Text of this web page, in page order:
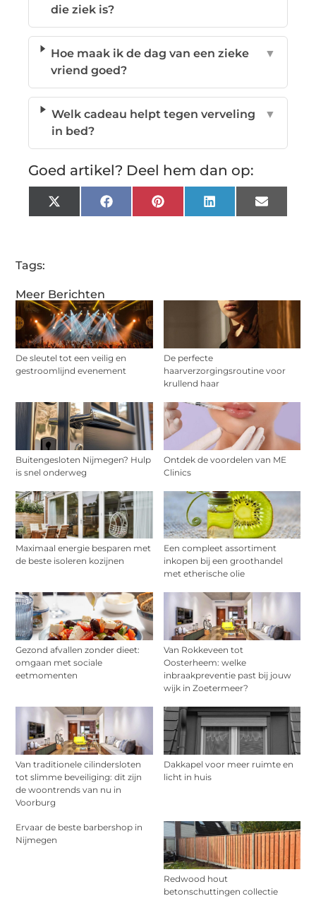
Meer Berichten
De sleutel tot een veilig en
gestroomlijnd evenement
De perfecte
haarverzorgingsroutine voor
krullend haar
Buitengesloten Nijmegen? Hulp
is snel onderweg
Ontdek de voordelen van ME
Clinics
Maximaal energie besparen met
de beste isoleren kozijnen
Een compleet assortiment
inkopen bij een groothandel
met etherische olie
Gezond afvallen zonder dieet:
omgaan met sociale
eetmomenten
Van Rokkeveen tot
Oosterheem: welke
inbraakpreventie past bij jouw
wijk in Zoetermeer?
Van traditionele cilindersloten
tot slimme beveiliging: dit zijn
de woontrends van nu in
Voorburg
Dakkapel voor meer ruimte en
licht in huis
Ervaar de beste barbershop in
Nijmegen
Redwood hout
betonschuttingen collectie
die ziek is?
Hoe maak ik de dag van een zieke
vriend goed?
▼
Welk cadeau helpt tegen verveling
in bed?
▼
Goed artikel? Deel hem dan op:
X
(Twitter)
FacebookPinterestLinkedInEmail
Tags: